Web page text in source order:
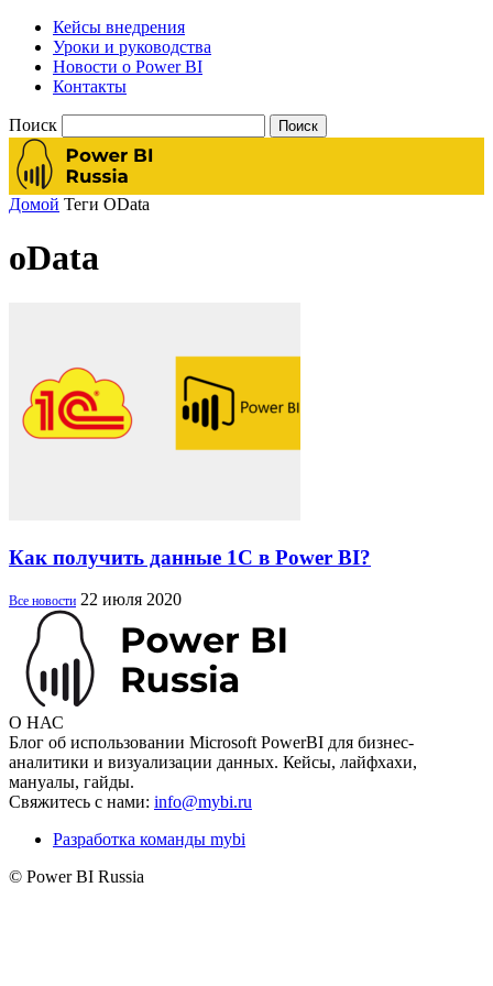
Кейсы внедрения
Уроки и руководства
Новости о Power BI
Контакты
Поиск
Домой Теги OData
oData
Как получить данные 1С в Power BI?
Все новости 22 июля 2020
О НАС
Блог об использовании Microsoft PowerBI для бизнес-
аналитики и визуализации данных. Кейсы, лайфхахи,
мануалы, гайды.
Свяжитесь с нами: info@mybi.ru
Разработка команды mybi
© Power BI Russia